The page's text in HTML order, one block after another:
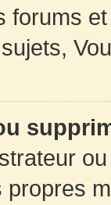
forums